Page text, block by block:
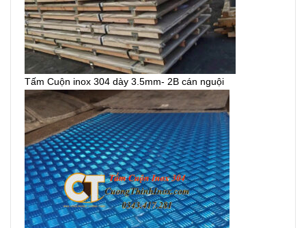
Tấm Cuộn inox 304 dày 3.5mm- 2B cán nguội